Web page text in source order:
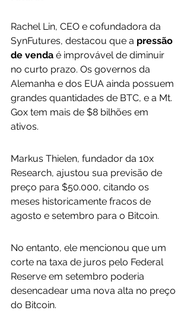
Rachel Lin, CEO e cofundadora da
SynFutures, destacou que a pressão
de venda é improvável de diminuir
no curto prazo. Os governos da
Alemanha e dos EUA ainda possuem
grandes quantidades de BTC, e a Mt.
Gox tem mais de $8 bilhões em
ativos.
Markus Thielen, fundador da 10x
Research, ajustou sua previsão de
preço para $50.000, citando os
meses historicamente fracos de
agosto e setembro para o Bitcoin.
No entanto, ele mencionou que um
corte na taxa de juros pelo Federal
Reserve em setembro poderia
desencadear uma nova alta no preço
do Bitcoin.